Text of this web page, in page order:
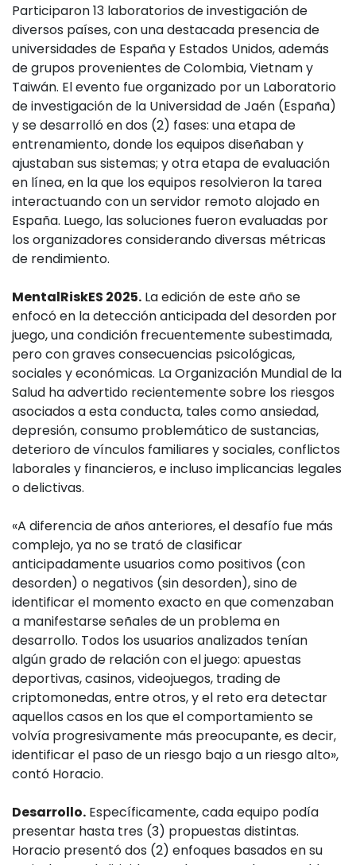
Participaron 13 laboratorios de investigación de
diversos países, con una destacada presencia de
universidades de España y Estados Unidos, además
de grupos provenientes de Colombia, Vietnam y
Taiwán. El evento fue organizado por un Laboratorio
de investigación de la Universidad de Jaén (España)
y se desarrolló en dos (2) fases: una etapa de
entrenamiento, donde los equipos diseñaban y
ajustaban sus sistemas; y otra etapa de evaluación
en línea, en la que los equipos resolvieron la tarea
interactuando con un servidor remoto alojado en
España. Luego, las soluciones fueron evaluadas por
los organizadores considerando diversas métricas
de rendimiento.
MentalRiskES 2025. La edición de este año se
enfocó en la detección anticipada del desorden por
juego, una condición frecuentemente subestimada,
pero con graves consecuencias psicológicas,
sociales y económicas. La Organización Mundial de la
Salud ha advertido recientemente sobre los riesgos
asociados a esta conducta, tales como ansiedad,
depresión, consumo problemático de sustancias,
deterioro de vínculos familiares y sociales, conflictos
laborales y financieros, e incluso implicancias legales
o delictivas.
«A diferencia de años anteriores, el desafío fue más
complejo, ya no se trató de clasificar
anticipadamente usuarios como positivos (con
desorden) o negativos (sin desorden), sino de
identificar el momento exacto en que comenzaban
a manifestarse señales de un problema en
desarrollo. Todos los usuarios analizados tenían
algún grado de relación con el juego: apuestas
deportivas, casinos, videojuegos, trading de
criptomonedas, entre otros, y el reto era detectar
aquellos casos en los que el comportamiento se
volvía progresivamente más preocupante, es decir,
identificar el paso de un riesgo bajo a un riesgo alto»,
contó Horacio.
Desarrollo. Específicamente, cada equipo podía
presentar hasta tres (3) propuestas distintas.
Horacio presentó dos (2) enfoques basados en su